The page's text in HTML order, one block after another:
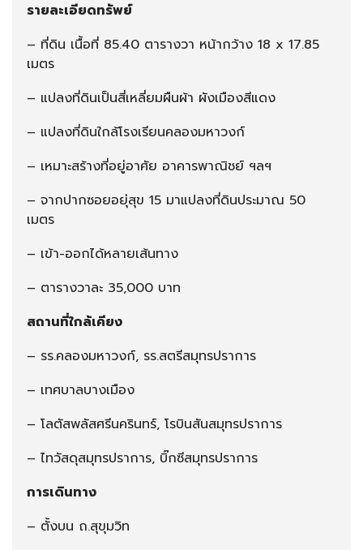
รายละเอียดทรัพย์
– ที่ดิน เนื้อที่ 85.40 ตารางวา หน้ากว้าง 18 x 17.85
เมตร
– แปลงที่ดินเป็นสี่เหลี่ยมผืนผ้า ผังเมืองสีแดง
– แปลงที่ดินใกล้โรงเรียนคลองมหาวงก์
– เหมาะสร้างที่อยู่อาศัย อาคารพาณิชย์ ฯลฯ
– จากปากซอยอยุ่สุข 15 มาแปลงที่ดินประมาณ 50
เมตร
– เข้า-ออกได้หลายเส้นทาง
– ตารางวาละ 35,000 บาท
สถานที่ใกล้เคียง
– รร.คลองมหาวงก์, รร.สตรีสมุทรปราการ
– เทศบาลบางเมือง
– โลตัสพลัสศรีนครินทร์, โรบินสันสมุทรปราการ
– ไทวัสดุสมุทรปราการ, บิ๊กซีสมุทรปราการ
การเดินทาง
– ตั้งบน ถ.สุขุมวิท